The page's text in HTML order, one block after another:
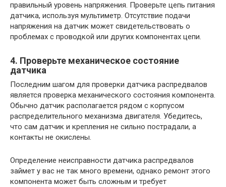
правильный уровень напряжения. Проверьте цепь питания
датчика, используя мультиметр. Отсутствие подачи
напряжения на датчик может свидетельствовать о
проблемах с проводкой или других компонентах цепи.
4. Проверьте механическое состояние
датчика
Последним шагом для проверки датчика распредвалов
является проверка механического состояния компонента.
Обычно датчик располагается рядом с корпусом
распределительного механизма двигателя. Убедитесь,
что сам датчик и крепления не сильно пострадали, а
контакты не окислены.
Определение неисправности датчика распредвалов
займет у вас не так много времени, однако ремонт этого
компонента может быть сложным и требует